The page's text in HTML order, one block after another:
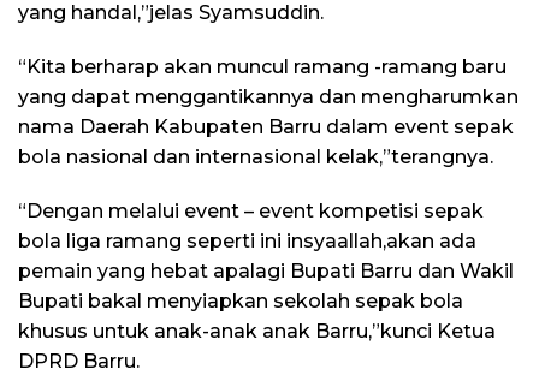
yang handal,”jelas Syamsuddin.
“Kita berharap akan muncul ramang -ramang baru
yang dapat menggantikannya dan mengharumkan
nama Daerah Kabupaten Barru dalam event sepak
bola nasional dan internasional kelak,”terangnya.
“Dengan melalui event – event kompetisi sepak
bola liga ramang seperti ini insyaallah,akan ada
pemain yang hebat apalagi Bupati Barru dan Wakil
Bupati bakal menyiapkan sekolah sepak bola
khusus untuk anak-anak anak Barru,”kunci Ketua
DPRD Barru.